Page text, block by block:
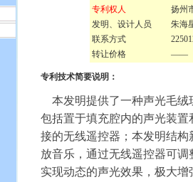
专利权人
扬州
发明、设计人员
朱海
联系方式
转让价格
——
专利技术简要说明：
本发明提供了一种声光毛绒
包括置于填充腔内的声光装
接的无线遥控器；本发明结
放音乐，通过无线遥控器可
实现动态的声光效果，极大